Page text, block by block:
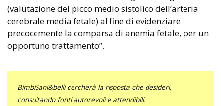
(valutazione del picco medio sistolico dell’arteria
cerebrale media fetale) al fine di evidenziare
precocemente la comparsa di anemia fetale, per un
opportuno trattamento”.
BimbiSani&belli cercherà la risposta che desideri,
consultando fonti autorevoli e attendibili.